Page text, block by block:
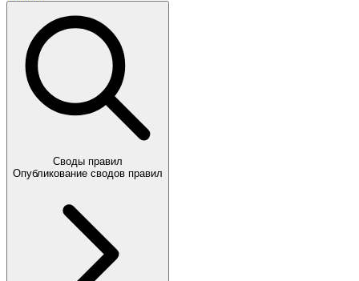
Своды правил
Опубликование сводов правил